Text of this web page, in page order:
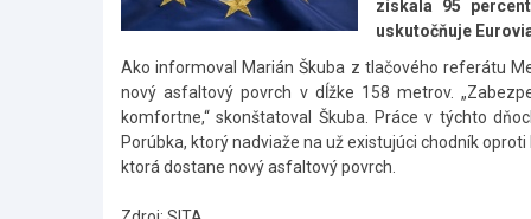
získala 95
uskutočňuje
Ako informoval Marián Škuba z tlačového referátu
nový asfaltový povrch v dĺžke 158 metrov.
komfortne,“ skonštatoval Škuba. Práce v týchto
Porúbka, ktorý nadviaže na už existujúci chodník
ktorá dostane nový asfaltový povrch.